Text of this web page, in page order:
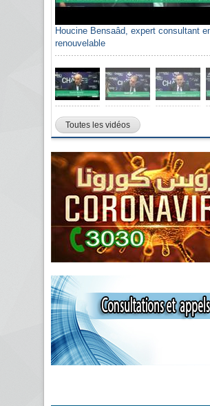
Houcine Bensaâd, expert consultant
renouvelable
Toutes les vidéos